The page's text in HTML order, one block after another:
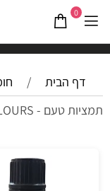
0
דף הבית /
תמציות טעם - MAGIC COLOURS